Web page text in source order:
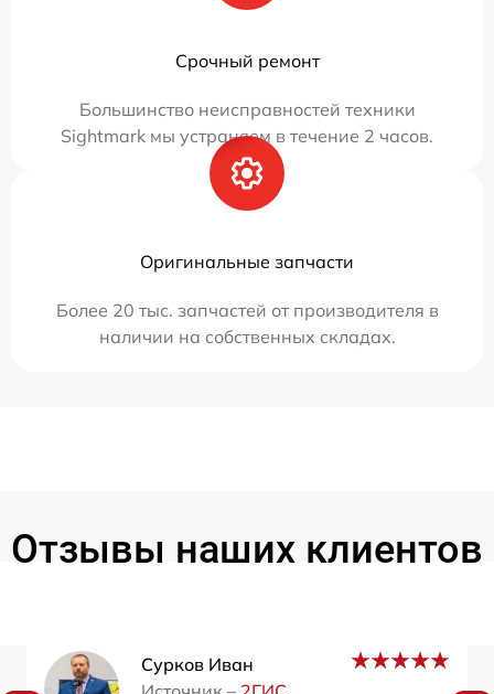
Срочный ремонт
Большинство неисправностей техники
Sightmark мы устраняем в течение 2 часов.
Оригинальные запчасти
Более 20 тыс. запчастей от производителя в
наличии на собственных складах.
Отзывы наших клиентов
Сурков Иван